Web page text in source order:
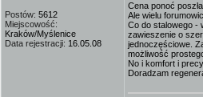
Postów: 5612
Miejscowość:
Kraków/Myślenice
Data rejestracji: 16.05.08
Cena ponoć
Ale wielu
Co do stalowego -
zawieszenie o
jednoczęściowe.
możliwość
No i komfort i
Doradzam